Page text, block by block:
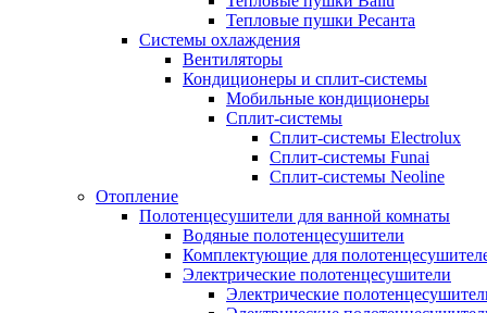
Тепловые пушки Ресанта
Системы охлаждения
Вентиляторы
Кондиционеры и сплит-системы
Мобильные кондиционеры
Сплит-системы
Сплит-системы Electrolux
Сплит-системы Funai
Сплит-системы Neoline
Отопление
Полотенцесушители для ванной комнаты
Водяные полотенцесушители
Комплектующие для
Электрические полотенцесушители
Электрические